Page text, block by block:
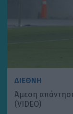
ΔΙΕΘΝΗ
Άμεση
(VIDEO)